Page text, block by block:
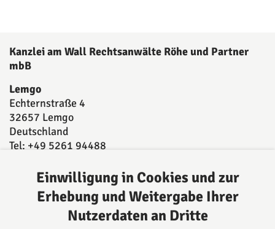
Kanzlei am Wall Rechtsanwälte Röhe und Partner
mbB
Lemgo
Echternstraße 4
32657 Lemgo
Deutschland
Tel: +49 5261 94488
E-Mail:post@kanzleiamwall.de
Einwilligung in Cookies und zur
Erhebung und Weitergabe Ihrer
Nutzerdaten an Dritte